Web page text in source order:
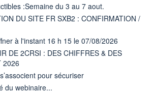
:Semaine du 3 au 7 aout.
DU SITE FR SXB2 : CONFIRMATION /
à l'instant 16 h 15 le 07/08/2026
DE 2CRSI : DES CHIFFRES & DES
2026
pour sécuriser
du webinaire...